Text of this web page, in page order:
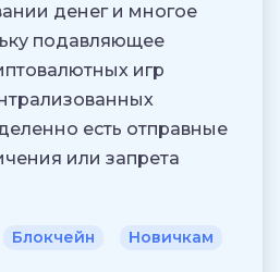
денег и многое
подавляющее
игр
есть отправные
или запрета
Блокчейн Новичкам